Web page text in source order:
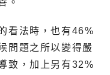
看法時，也有46%
問題之所以變得嚴
致，加上另有32%